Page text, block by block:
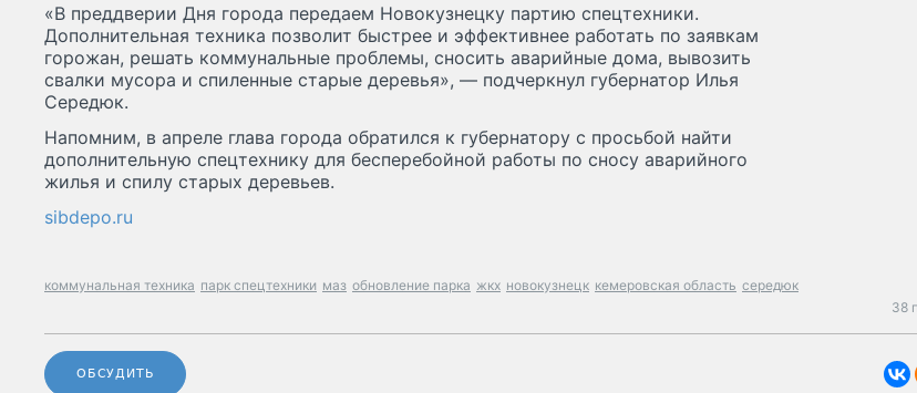
«В преддверии Дня города передаем Новокузнецку партию спецтехники.
Дополнительная техника позволит быстрее и эффективнее работать по заявкам
горожан, решать коммунальные проблемы, сносить аварийные дома, вывозить
свалки мусора и спиленные старые деревья», — подчеркнул губернатор Илья
Середюк.
Напомним, в апреле глава города обратился к губернатору с просьбой найти
дополнительную спецтехнику для бесперебойной работы по сносу аварийного
жилья и спилу старых деревьев.
sibdepo.ru
коммунальная техника парк спецтехники маз обновление парка жкх новокузнецк кемеровская область середюк
38
ОБСУДИТЬ